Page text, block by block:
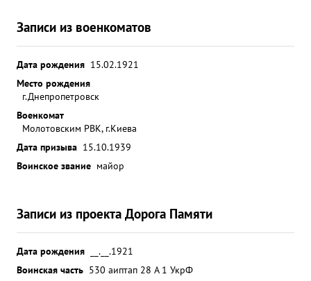
Записи из военкоматов
Дата рождения 15.02.1921
Место рождения
г.Днепропетровск
Военкомат
Молотовским РВК, г.Киева
Дата призыва 15.10.1939
Воинское звание майор
Записи из проекта Дорога Памяти
Дата рождения
__.__.1921
Воинская часть 530 аиптап 28 А 1 УкрФ